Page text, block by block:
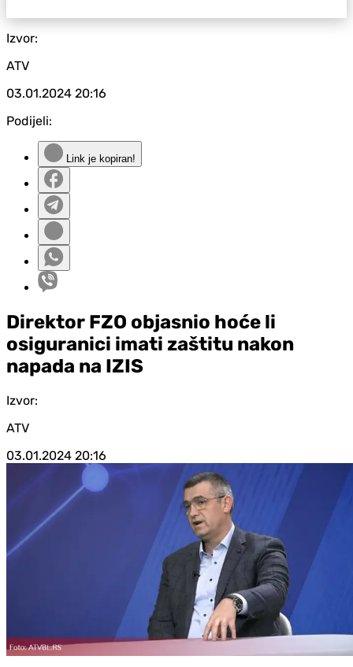
Izvor:
ATV
03.01.2024 20:16
Podijeli:
Link je kopiran!
Direktor FZO objasnio hoće li
osiguranici imati zaštitu nakon
napada na IZIS
Izvor:
ATV
03.01.2024 20:16